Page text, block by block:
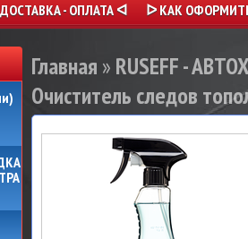
- ОПЛАТА ᐊ ᐅ КАК
Главная » RUSEFF -
Очиститель следов